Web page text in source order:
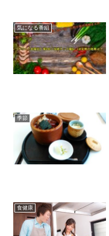
気になる番組
季節
食健康